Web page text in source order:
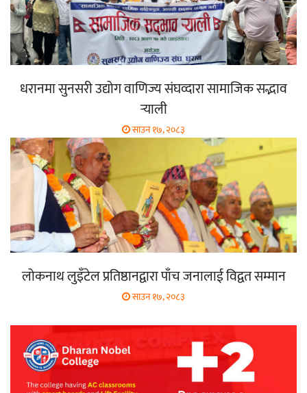
धरानमा सुनसरी उद्योग वाणिज्य संघव्दारा सामाजिक सद्भाव
र्‍याली
साउन १७, २०८३
लोकनाथ लुइँटेल प्रतिष्ठानद्वारा पाँच जनालाई विद्वत सम्मान
साउन १७, २०८३